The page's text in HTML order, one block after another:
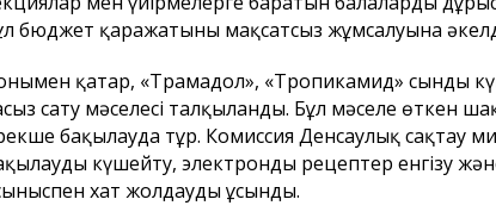
бюджет қаражатының мақсатсыз жұмсалуына
қатар, «Трамадол», «Тропикамид» сынды
сату мәселесі талқыланды. Бұл мәселе өткен
бақылауда тұр. Комиссия Денсаулық сақтау
күшейту, электронды рецептер енгізу
хат жолдауды ұсынды.